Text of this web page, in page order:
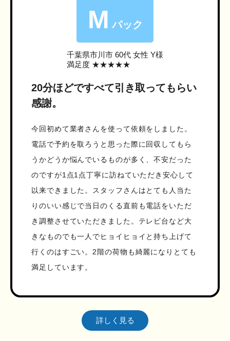
M パック
千葉県市川市 60代 女性 Y様
満足度 ★★★★★
20分ほどですべて引き取ってもらい
感謝。
今回初めて業者さんを使って依頼をしました。
電話で予約を取ろうと思った際に回収してもら
うかどうか悩んでいるものが多く、不安だった
のですが1点1点丁寧に訪ねていただき安心して
以来できました。スタッフさんはとても人当た
りのいい感じで当日のくる直前も電話をいただ
き調整させていただきました。テレビ台など大
きなものでも一人でヒョイヒョイと持ち上げて
行くのはすごい。2階の荷物も綺麗になりとても
満足しています。
詳しく見る